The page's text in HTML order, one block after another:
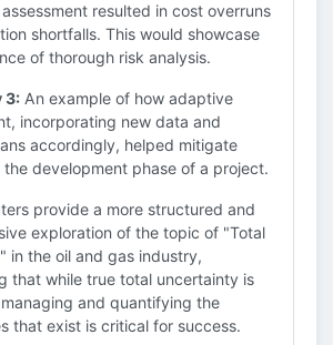
resulted in cost overruns
shortfalls. This would showcase
of thorough risk analysis.
3: An example of how adaptive
incorporating new data and
accordingly, helped mitigate
the development phase of a project.
provide a more structured and
exploration of the topic of "Total
in the oil and gas industry,
that while true total uncertainty is
and quantifying the
that exist is critical for success.